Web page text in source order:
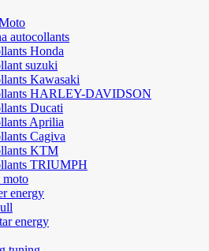
autocollants
Honda
suzuki
Kawasaki
HARLEY-DAVIDSON
Ducati
Aprilia
Cagiva
KTM
TRIUMPH
moto
energy
energy